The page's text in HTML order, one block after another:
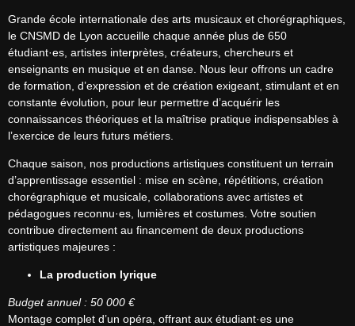
Grande école internationale des arts musicaux et chorégraphiques,
le CNSMD de Lyon accueille chaque année plus de 650
étudiant·es, artistes interprètes, créateurs, chercheurs et
enseignants en musique et en danse. Nous leur offrons un cadre
de formation, d’expression et de création exigeant, stimulant et en
constante évolution, pour leur permettre d’acquérir les
connaissances théoriques et la maîtrise pratique indispensables à
l’exercice de leurs futurs métiers.
Chaque saison, nos productions artistiques constituent un terrain
d’apprentissage essentiel : mise en scène, répétitions, création
chorégraphique et musicale, collaborations avec artistes et
pédagogues reconnu·es, lumières et costumes. Votre soutien
contribue directement au financement de deux productions
artistiques majeures :
La production lyrique
Budget annuel : 50 000 €
Montage complet d’un opéra, offrant aux étudiant·es une